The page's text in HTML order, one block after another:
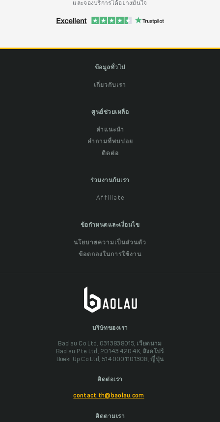
และจองบริการได้อย่างมั่นใจ
ข้อมูลทั่วไป
เกี่ยวกับเรา
ศูนย์ช่วยเหลือ
คำแนะนำ
คำถามที่พบบ่อย
ติดต่อ
ร่วมงานกับเรา
Affiliate
ข้อกำหนดและเงื่อนไข
นโยบายความเป็นส่วนตัว
ข้อตกลงในการใช้งาน
บริษัทของเรา
Baolau Co Ltd, 0313838015, เวียดนาม
Baolau Pte Ltd, 201434204K, สิงคโปร์
Boeki Up Co Ltd, 5140001101308, ญี่ปุ่น
ติดต่อเรา
contact.th@baolau.com
ติดตามเรา